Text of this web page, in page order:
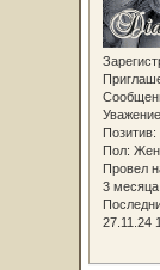
Позитив:
Пол:
Провел
3
27.11.24